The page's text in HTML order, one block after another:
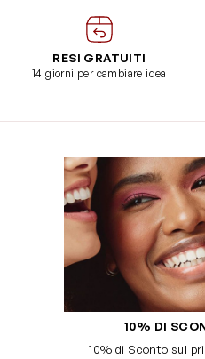
RESI GRATUITI
14 giorni per cambiare idea
10% DI
10% di Sconto sul